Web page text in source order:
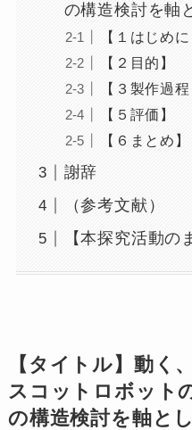
の構造検討を軸
【１はじめに
【２目的】
【３製作過程
【５評価】
【６まとめ】
謝辞
（参考文献）
【本探究活動の
【タイトル】動く
スコットロボット
の構造検討を軸と